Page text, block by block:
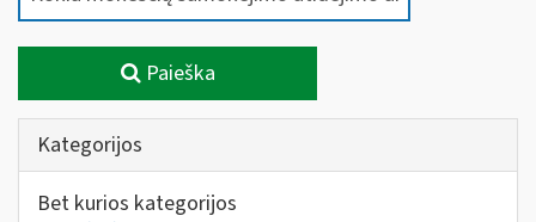
Paieška
Kategorijos
Bet kurios kategorijos